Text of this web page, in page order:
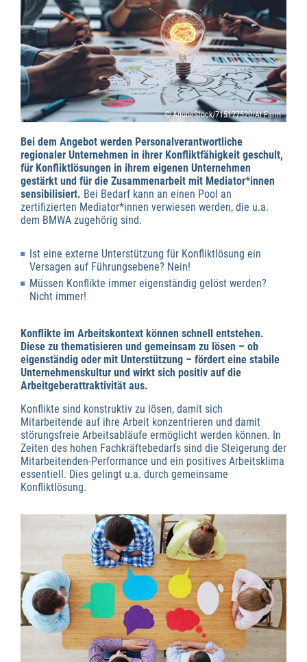
© AdobeStock/715177520/AI Farm
Bei dem Angebot werden Personalverantwortliche
regionaler Unternehmen in ihrer Konfliktfähigkeit geschult,
für Konfliktlösungen in ihrem eigenen Unternehmen
gestärkt und für die Zusammenarbeit mit Mediator*innen
sensibilisiert. Bei Bedarf kann an einen Pool an
zertifizierten Mediator*innen verwiesen werden, die u.a.
dem BMWA zugehörig sind.
Ist eine externe Unterstützung für Konfliktlösung ein
Versagen auf Führungsebene? Nein!
Müssen Konflikte immer eigenständig gelöst werden?
Nicht immer!
Konflikte im Arbeitskontext können schnell entstehen.
Diese zu thematisieren und gemeinsam zu lösen – ob
eigenständig oder mit Unterstützung – fördert eine stabile
Unternehmenskultur und wirkt sich positiv auf die
Arbeitgeberattraktivität aus.
Konflikte sind konstruktiv zu lösen, damit sich
Mitarbeitende auf ihre Arbeit konzentrieren und damit
störungsfreie Arbeitsabläufe ermöglicht werden können. In
Zeiten des hohen Fachkräftebedarfs sind die Steigerung der
Mitarbeitenden-Performance und ein positives Arbeitsklima
essentiell. Dies gelingt u.a. durch gemeinsame
Konfliktlösung.